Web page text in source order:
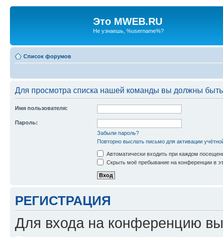
Это MWEB.RU
Не узнаешь, %username%?
Список форумов
Для просмотра списка нашей команды вы должны
Имя пользователя:
Пароль:
Забыли пароль?
Повторно выслать письмо для активации
Автоматически входить при каждом
Скрыть моё пребывание на конференции в
РЕГИСТРАЦИЯ
Для входа на конференцию